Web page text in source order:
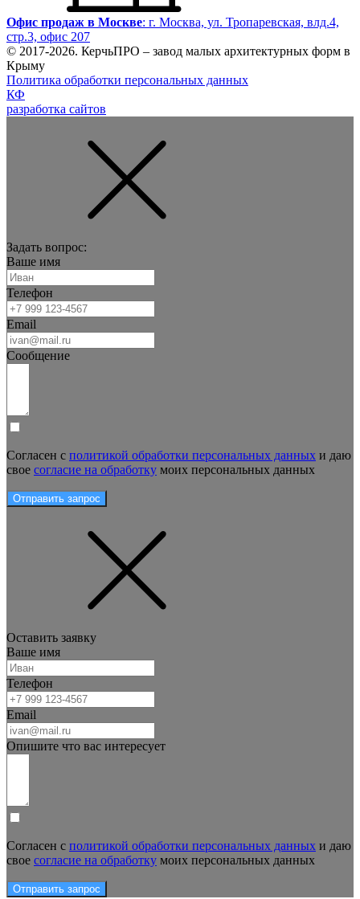
Офис продаж в Москве: г. Москва, ул. Тропаревская, влд.4,
стр.3, офис 207
© 2017-2026. КерчьПРО – завод малых архитектурных форм в
Крыму
Политика обработки персональных данных
КФ
разработка сайтов
Задать вопрос:
Ваше имя
Телефон
Email
Сообщение
Согласен с политикой обработки персональных данных и даю
свое согласие на обработку моих персональных данных
Отправить запрос
Оставить заявку
Ваше имя
Телефон
Email
Опишите что вас интересует
Согласен с политикой обработки персональных данных и даю
свое согласие на обработку моих персональных данных
Отправить запрос